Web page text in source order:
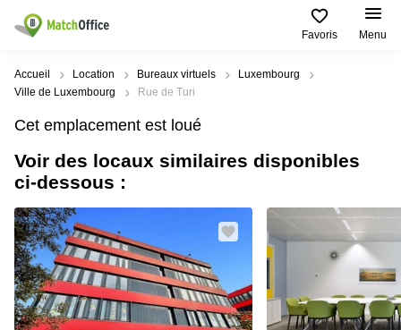
Favoris Menu
Rechercher / publier
Pages
de
Bureau
Centre
d’affaires
Coworking
Salles
de
réunion
Villes
Populaires
Luxembourg
sur-
Alzette
Senningerberg
Bertrange
Sandweiler
Recherches
populaires
Сoworking
Luxembourg
Salle de
réunion
Luxembourg
Coworking
Bertrange
Centre
Aide
Qui sommes-nous?
Publier un bureau
Prix
Connexion
Accueil Location Bureaux virtuels
Luxembourg
Ville de Luxembourg
Rue de Turi
Cet emplacement est loué
Voir des locaux similaires disponibles
ci-dessous :